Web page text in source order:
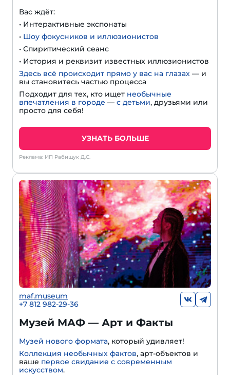
Вас ждёт:
• Интерактивные экспонаты
• Шоу фокусников и иллюзионистов
• Спиритический сеанс
• История и реквизит известных иллюзионистов
Здесь всё происходит прямо у вас на глазах — и
вы становитесь частью процесса
Подходит для тех, кто ищет необычные
впечатления в городе — с детьми, друзьями или
просто для себя!
УЗНАТЬ БОЛЬШЕ
Реклама: ИП Рабищук Д.С.
maf.museum
+7 812 982-29-36
Музей МАФ — Арт и Факты
Музей нового формата, который удивляет!
Коллекция необычных фактов, арт-объектов и
ваше первое свидание с современным
искусством.